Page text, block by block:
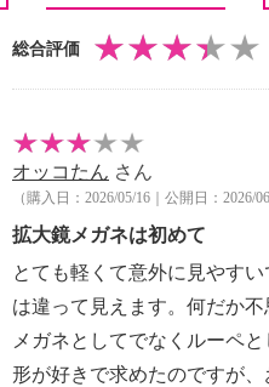
総合評価
オッコたん さん
（購入日：2026/05/16｜公開日：2026/
拡大鏡メガネは初めて
とても軽くて意外に見やす
は違って見えます。何だか不
メガネとしてでなくルーペ
形が好きで求めたのですが